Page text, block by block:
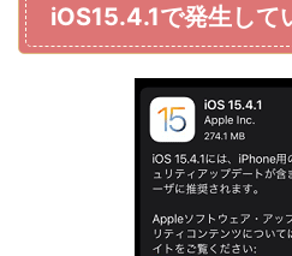
iOS15.4.1で発生して